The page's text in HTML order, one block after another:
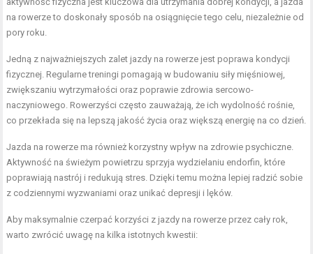
na rowerze to doskonały sposób na osiągnięcie tego celu, niezależnie od
pory roku.
Jedną z najważniejszych zalet jazdy na rowerze jest poprawa kondycji
fizycznej. Regularne treningi pomagają w budowaniu siły mięśniowej,
zwiększaniu wytrzymałości oraz poprawie zdrowia sercowo-
naczyniowego. Rowerzyści często zauważają, że ich wydolność rośnie,
co przekłada się na lepszą jakość życia oraz większą energię na co dzień.
Jazda na rowerze ma również korzystny wpływ na zdrowie psychiczne.
Aktywność na świeżym powietrzu sprzyja wydzielaniu endorfin, które
poprawiają nastrój i redukują stres. Dzięki temu można lepiej radzić sobie
z codziennymi wyzwaniami oraz unikać depresji i lęków.
Aby maksymalnie czerpać korzyści z jazdy na rowerze przez cały rok,
warto zwrócić uwagę na kilka istotnych kwestii: